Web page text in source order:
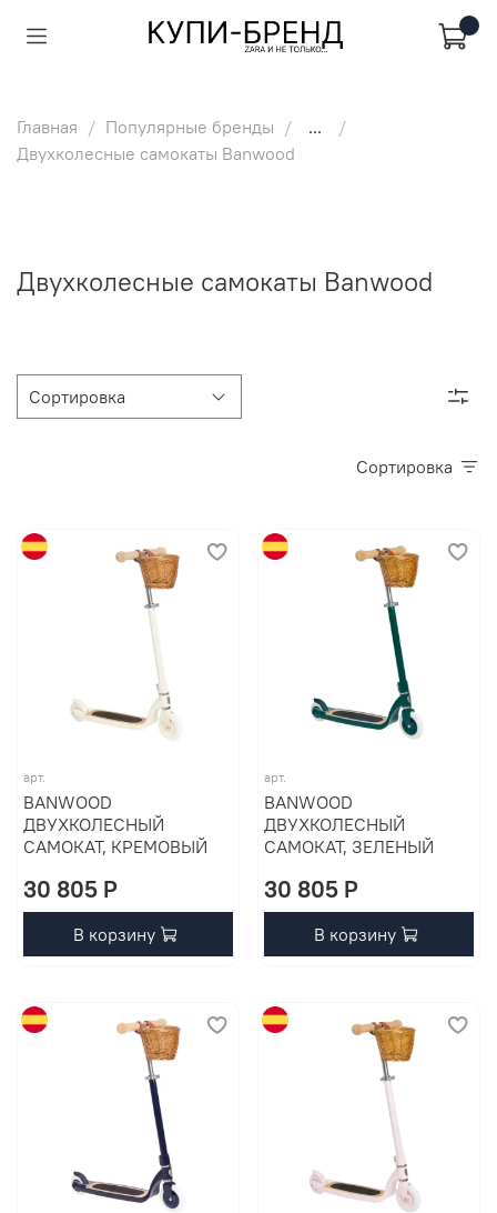
Главная Популярные бренды
...
Двухколесные самокаты Banwood
Двухколесные самокаты Banwood
Сортировка
арт.
BANWOOD
ДВУХКОЛЕСНЫЙ
САМОКАТ, КРЕМОВЫЙ
30 805 P
В корзину
арт.
BANWOOD
ДВУХКОЛЕСНЫЙ
САМОКАТ, ЗЕЛЕНЫЙ
30 805 P
В корзину